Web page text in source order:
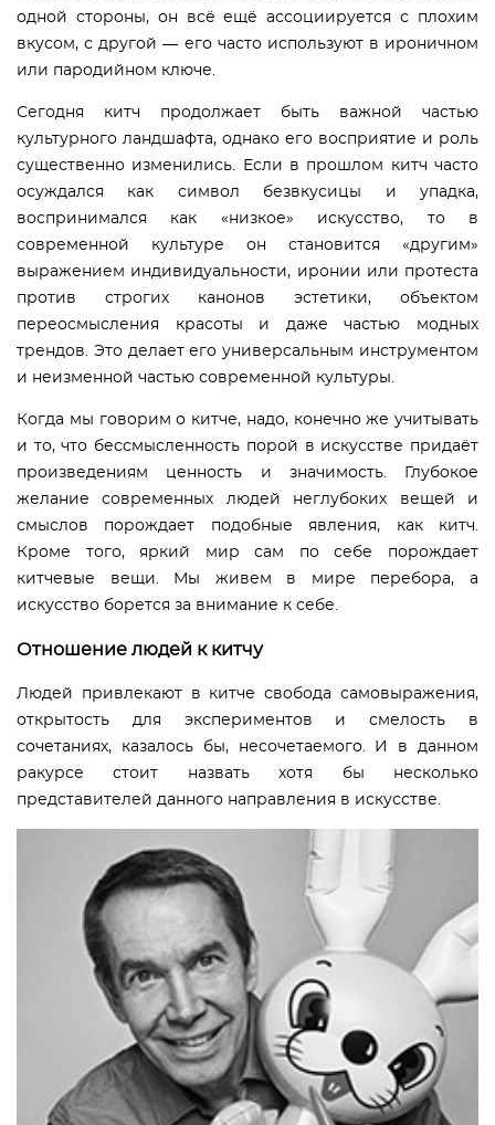
одной стороны, он всё ещё ассоциируется с плохим
вкусом, с другой — его часто используют в ироничном
или пародийном ключе.
Сегодня китч продолжает быть важной частью
культурного ландшафта, однако его восприятие и роль
существенно изменились. Если в прошлом китч часто
осуждался как символ безвкусицы и упадка,
воспринимался как «низкое» искусство, то в
современной культуре он становится «другим»
выражением индивидуальности, иронии или протеста
против строгих канонов эстетики, объектом
переосмысления красоты и даже частью модных
трендов. Это делает его универсальным инструментом
и неизменной частью современной культуры.
Когда мы говорим о китче, надо, конечно же учитывать
и то, что бессмысленность порой в искусстве придаёт
произведениям ценность и значимость. Глубокое
желание современных людей неглубоких вещей и
смыслов порождает подобные явления, как китч.
Кроме того, яркий мир сам по себе порождает
китчевые вещи. Мы живем в мире перебора, а
искусство борется за внимание к себе.
Отношение людей к китчу
Людей привлекают в китче свобода самовыражения,
открытость для экспериментов и смелость в
сочетаниях, казалось бы, несочетаемого. И в данном
ракурсе стоит назвать хотя бы несколько
представителей данного направления в искусстве.